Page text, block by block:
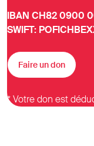
IBAN CH82 0900
SWIFT:
Faire un don
* Votre don est